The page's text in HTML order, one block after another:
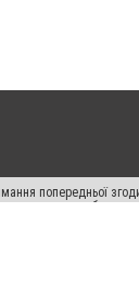
попередньої
нижче другого